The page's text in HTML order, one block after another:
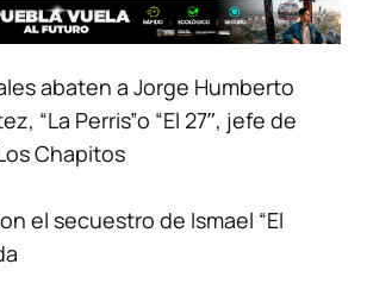
abaten a Jorge Humberto
“La Perris”o “El 27″, jefe de
Chapitos
el secuestro de Ismael “El